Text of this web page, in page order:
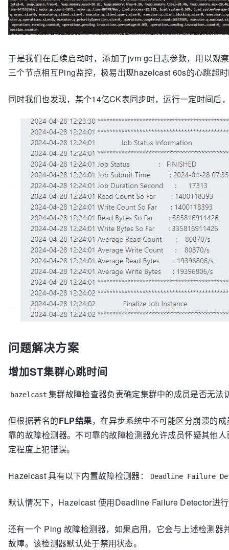
于是我们在后续启动时，添加了jvm gc日志参数，用以观
三个节点相互Ping监控，极易出现hazelcast 60s的心跳超
同时我们也发现，某个14亿CK表同步时，运行一定时间后
问题解决方案
增加ST集群心跳时间
hazelcast 集群故障检查器负责确定集群中的成员是否无法
但根据著名的FLP结果，在异步系统中不可能区分崩溃的
靠的故障检测器。不可靠的故障检测器允许成员怀疑其他
定程度上犯错误。
Hazelcast 具有以下内置故障检测器： Deadline Failure
默认情况下，Hazelcast 使用Deadline Failure Detector进
还有一个 Ping 故障检测器，如果启用，它会与上述检测
故障。该检测器默认处于禁用状态。